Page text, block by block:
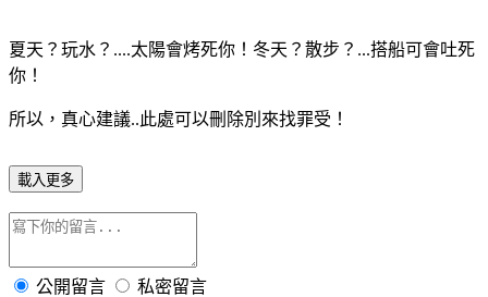
夏天？玩水？....太陽會烤死你！冬天？散步？...搭船可會吐死
你！
所以，真心建議..此處可以刪除別來找罪受！
載入更多
公開留言 私密留言